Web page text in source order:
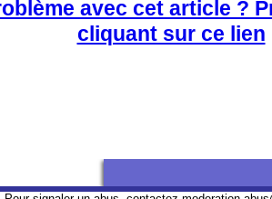
avec cet article ?
cliquant sur ce lien